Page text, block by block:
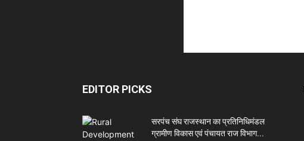
EDITOR PICKS
सरपंच संघ राजस्थान का प्रतिनिधिमंडल
ग्रामीण विकास एवं पंचायत राज विभाग...